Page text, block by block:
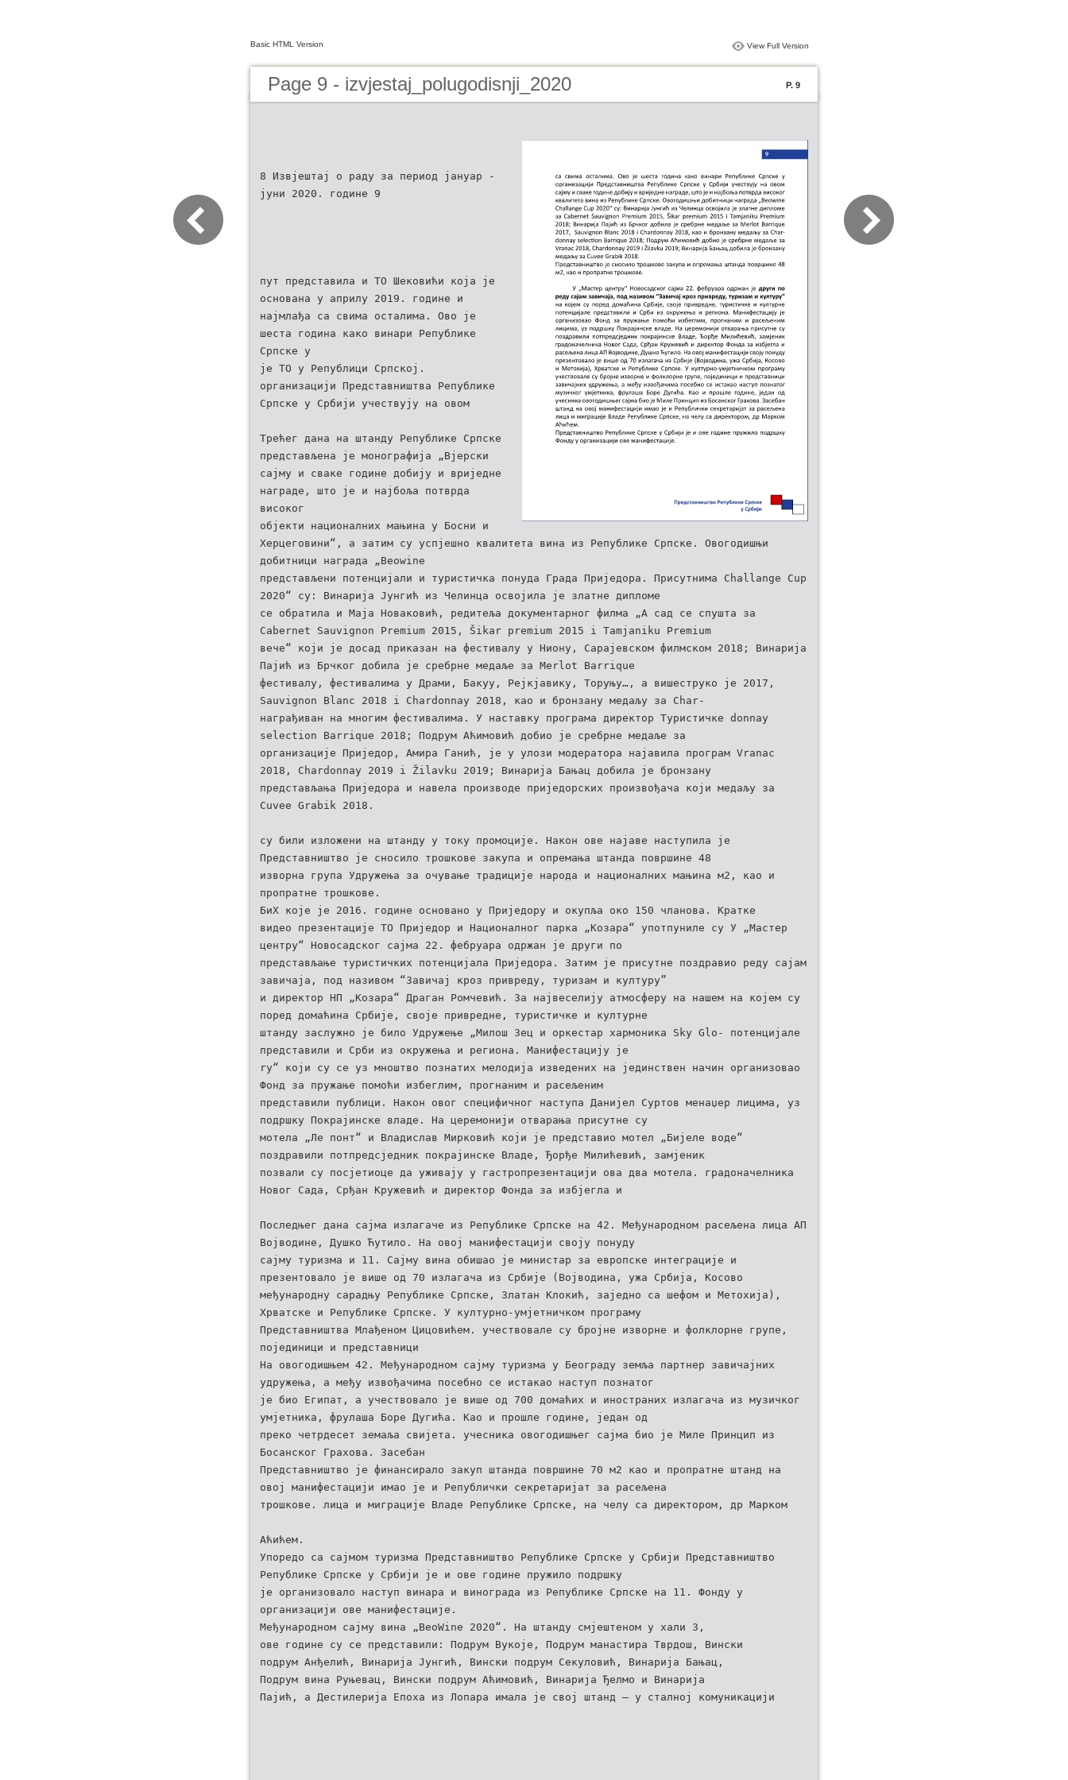
Basic HTML Version View Full Version
Page 9 - izvjestaj_polugodisnji_2020 P. 9
8 Извјештај о раду за период јануар -
јуни 2020. године 9
пут представила и ТО Шековићи која је
основана у априлу 2019. године и
најмлађа са свима осталима. Ово је
шеста година како винари Републике
Српске у
је ТО у Републици Српској.
организацији Представништва Републике
Српске у Србији учествују на овом
Трећег дана на штанду Републике Српске
представљена је монографија „Вјерски
сајму и сваке године добију и вриједне
награде, што је и најбоља потврда
високог
објекти националних мањина у Босни и
Херцеговини“, а затим су успјешно квалитета вина из Републике Српске. Овогодишњи
добитници награда „Beowine
представљени потенцијали и туристичка понуда Града Приједора. Присутнима Challange Cup
2020“ су: Винарија Јунгић из Челинца освојила је златнe дипломe
се обратила и Маја Новаковић, редитеља документарног филма „А сад се спушта за
Cabernet Sauvignon Premium 2015, Šikar premium 2015 i Tamjaniku Premium
вече“ који је досад приказан на фестивалу у Ниону, Сарајевском филмском 2018; Винарија
Пајић из Брчког добила је сребрне медаље за Merlot Barrique
фестивалу, фестивалима у Драми, Бакуу, Рејкјавику, Торуњу…, а вишеструко је 2017,
Sauvignon Blanc 2018 i Chardonnay 2018, као и бронзану медаљу за Char-
награђиван на многим фестивалима. У наставку програма директор Туристичке donnay
selection Barrique 2018; Подрум Аћимовић добио је сребрне медаље за
организације Приједор, Амира Ганић, је у улози модератора најавила програм Vranac
2018, Chardonnay 2019 i Žilavku 2019; Винарија Бањац добила је бронзану
представљања Приједора и навела производе приједорских произвођача који медаљу за
Cuvee Grabik 2018.
су били изложени на штанду у току промоције. Након ове најаве наступила је
Представништво је сносило трошкове закупа и опремања штанда површине 48
изворна група Удружења за очување традиције народа и националних мањина м2, као и
пропратне трошкове.
БиХ које је 2016. године основано у Приједору и окупља око 150 чланова. Кратке
видео презентације ТО Приједор и Националног парка „Козара“ употпуниле су У „Мастер
центру“ Новосадског сајма 22. фебруара одржан је други по
представљање туристичких потенцијала Приједора. Затим је присутне поздравио реду сајам
завичаја, под називом “Завичај кроз привреду, туризам и културу”
и директор НП „Козара“ Драган Ромчевић. За највеселију атмосферу на нашем на којем су
поред домаћина Србије, своје привредне, туристичке и културне
штанду заслужно је било Удружење „Милош Зец и оркестар хармоника Sky Glo- потенцијале
представили и Срби из окружења и региона. Манифестацију је
ry“ који су се уз мноштво познатих мелодија изведених на јединствен начин организовао
Фонд за пружање помоћи избеглим, прогнаним и расељеним
представили публици. Након овог специфичног наступа Данијел Суртов менаџер лицима, уз
подршку Покрајинске владе. На церемонији отварања присутне су
мотела „Ле понт“ и Владислав Мирковић који је представио мотел „Бијеле воде“
поздравили потпредсjедник покрајинске Владе, Ђорђе Милићевић, замjеник
позвали су посјетиоце да уживају у гастропрезентацији ова два мотела. градоначелника
Новог Сада, Срђан Кружевић и директор Фонда за избjегла и
Последњег дана сајма излагаче из Републике Српске на 42. Међународном расељена лица АП
Војводине, Душко Ћутило. На овој манифестацији своју понуду
сајму туризма и 11. Сајму вина обишао је министар за европске интеграције и
презентовало је више од 70 излагача из Србије (Војводина, ужа Србија, Косово
међународну сарадњу Републике Српске, Златан Клокић, заједно са шефом и Метохија),
Хрватске и Републике Српске. У културно-умјетничком програму
Представништва Млађеном Цицовићем. учествовале су бројне изворне и фолклорне групе,
појединици и представници
На овогодишњем 42. Међународном сајму туризма у Београду земља партнер завичајних
удружења, а међу извођачима посебно се истакао наступ познатог
је био Египат, а учествовало је више од 700 домаћих и иностраних излагача из музичког
умјетника, фрулаша Боре Дугића. Као и прошле године, један од
преко четрдесет земаља свијета. учесника овогодишњег сајма био је Миле Принцип из
Босанског Грахова. Засебан
Представништво је финансирало закуп штанда површине 70 м2 као и пропратне штанд на
овој манифестацији имао је и Републички секретаријат за расељена
трошкове. лица и миграције Владе Републике Српске, на челу са директором, др Марком
Аћићем.
Упоредо са сајмом туризма Представништво Републике Српске у Србији Представништво
Републике Српске у Србији је и ове године пружило подршку
je организовало наступ винара и винограда из Републике Српске на 11. Фонду у
организацији ове манифестације.
Међународном сајму вина „BeoWine 2020“. На штанду смјештеном у хали 3,
ове године су се представили: Подрум Вукоје, Подрум манастира Тврдош, Вински
подрум Анђелић, Винарија Јунгић, Вински подрум Секуловић, Винарија Бањац,
Подрум вина Руњевац, Вински подрум Аћимовић, Винарија Ђелмо и Винарија
Пајић, а Дестилерија Епоха из Лопара имала је свој штанд – у сталној комуникацији